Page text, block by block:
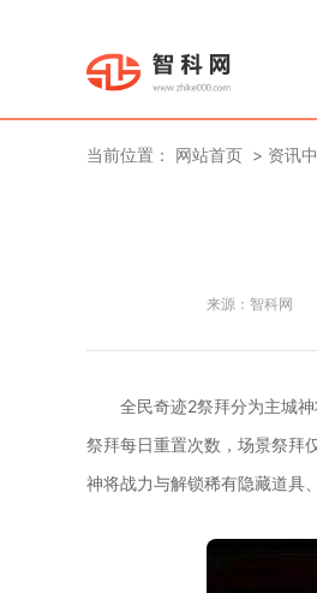
当前位置： 网站首页 资讯
来源： 智科网
全民奇迹2祭拜分为主城
祭拜每日重置次数，场景祭拜
神将战力与解锁稀有隐藏道具